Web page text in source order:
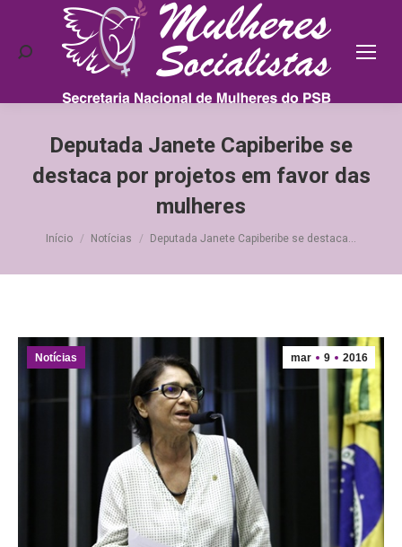
Search:
Deputada Janete Capiberibe se
destaca por projetos em favor das
mulheres
Você está aqui:
Início Notícias Deputada Janete Capiberibe se destaca…
mar 9 2016
Notícias